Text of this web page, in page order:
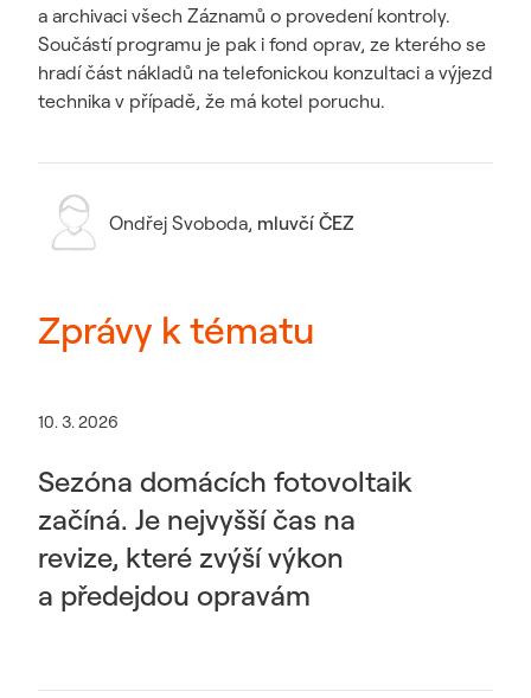
a archivaci všech Záznamů o provedení kontroly.
Součástí programu je pak i fond oprav, ze kterého se
hradí část nákladů na telefonickou konzultaci a výjezd
technika v případě, že má kotel poruchu.
Ondřej Svoboda, mluvčí ČEZ
Zprávy k tématu
10. 3. 2026
Sezóna domácích fotovoltaik
začíná. Je nejvyšší čas na
revize, které zvýší výkon
a předejdou opravám